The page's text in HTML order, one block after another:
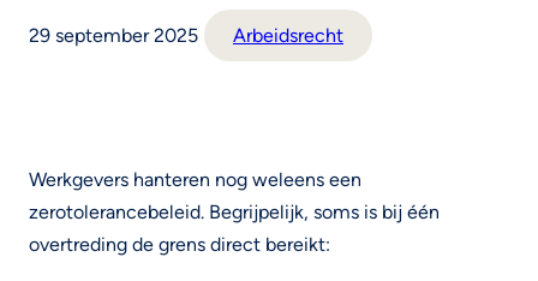
29 september 2025 Arbeidsrecht
Werkgevers hanteren nog weleens een
zerotolerancebeleid. Begrijpelijk, soms is bij één
overtreding de grens direct bereikt: